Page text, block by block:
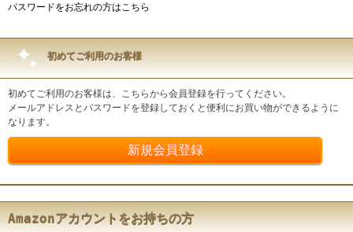
パスワードをお忘れの方はこちら
初めてご利用のお客様
初めてご利用のお客様は、こちらから会員登録を行ってください。
メールアドレスとパスワードを登録しておくと便利にお買い物ができるように
なります。
Amazonアカウントをお持ちの方